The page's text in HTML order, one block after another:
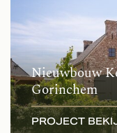
Nieuwbouw
Gorinchem
PROJECT